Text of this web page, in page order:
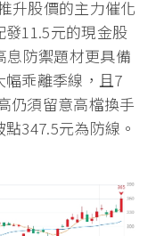
升股價的主力催化
11.5元的現金股
息防禦題材更具備
乖離季線，且7
仍須留意高檔換手
347.5元為防線。